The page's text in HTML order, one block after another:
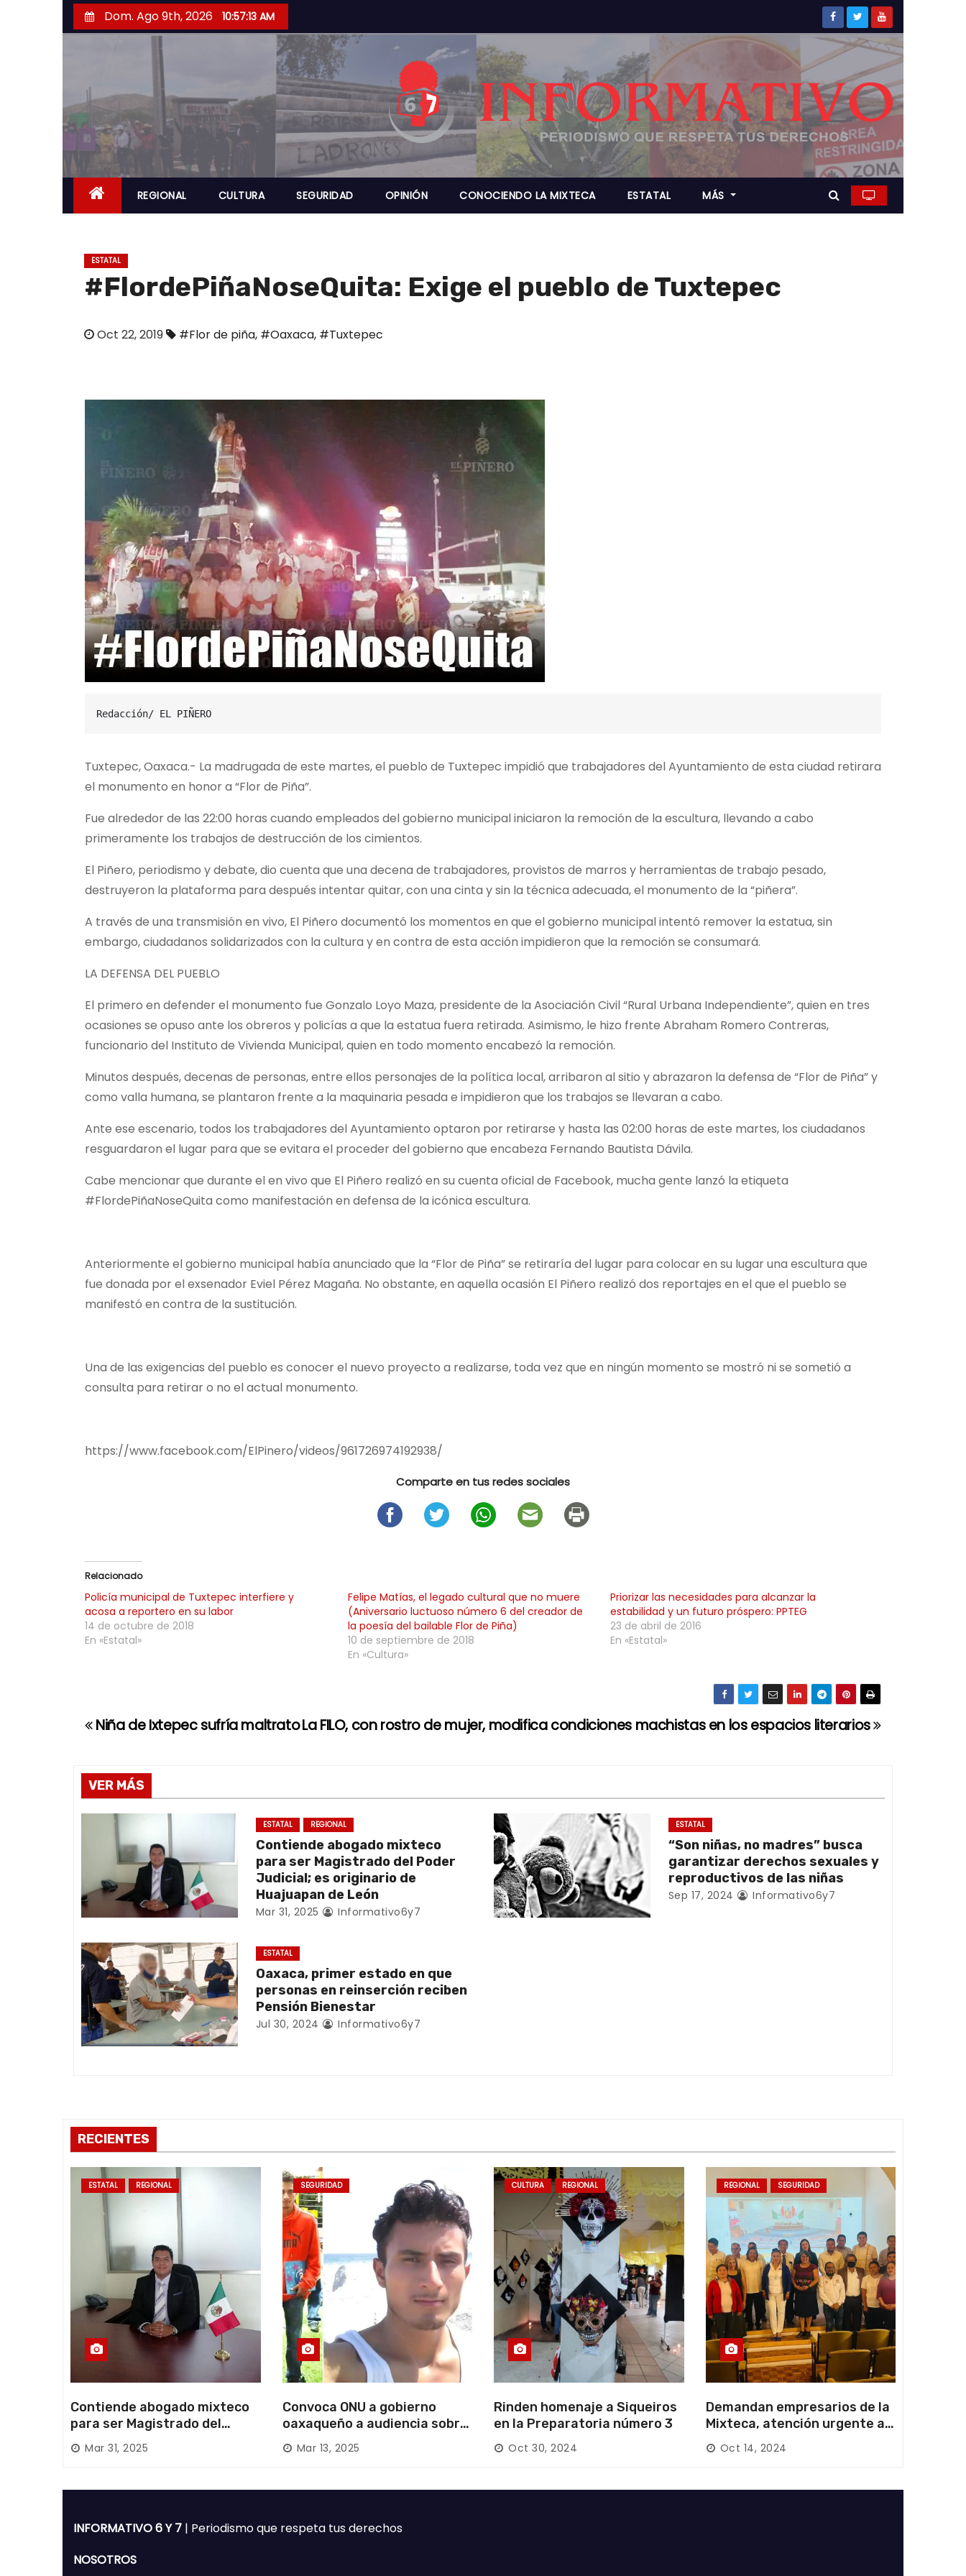
a
r
a
l
n
Dom. Ago 9th, 2026 10:57:14 AM
REGIONAL CULTURA SEGURIDAD OPINIÓN CONOCIENDO LA MIXTECA ESTATAL MÁS
ESTATAL
#FlordePiñaNoseQuita: Exige el pueblo de Tuxtepec
Oct 22, 2019 #Flor de piña, #Oaxaca, #Tuxtepec
Redacción/ EL PIÑERO
Tuxtepec, Oaxaca.- La madrugada de este martes, el pueblo de Tuxtepec impidió que trabajadores del Ayuntamiento de esta ciudad retirara
el monumento en honor a “Flor de Piña”.
Fue alrededor de las 22:00 horas cuando empleados del gobierno municipal iniciaron la remoción de la escultura, llevando a cabo
primeramente los trabajos de destrucción de los cimientos.
El Piñero, periodismo y debate, dio cuenta que una decena de trabajadores, provistos de marros y herramientas de trabajo pesado,
destruyeron la plataforma para después intentar quitar, con una cinta y sin la técnica adecuada, el monumento de la “piñera”.
A través de una transmisión en vivo, El Piñero documentó los momentos en que el gobierno municipal intentó remover la estatua, sin
embargo, ciudadanos solidarizados con la cultura y en contra de esta acción impidieron que la remoción se consumará.
LA DEFENSA DEL PUEBLO
El primero en defender el monumento fue Gonzalo Loyo Maza, presidente de la Asociación Civil “Rural Urbana Independiente”, quien en tres
ocasiones se opuso ante los obreros y policías a que la estatua fuera retirada. Asimismo, le hizo frente Abraham Romero Contreras,
funcionario del Instituto de Vivienda Municipal, quien en todo momento encabezó la remoción.
Minutos después, decenas de personas, entre ellos personajes de la política local, arribaron al sitio y abrazaron la defensa de “Flor de Piña” y
como valla humana, se plantaron frente a la maquinaria pesada e impidieron que los trabajos se llevaran a cabo.
Ante ese escenario, todos los trabajadores del Ayuntamiento optaron por retirarse y hasta las 02:00 horas de este martes, los ciudadanos
resguardaron el lugar para que se evitara el proceder del gobierno que encabeza Fernando Bautista Dávila.
Cabe mencionar que durante el en vivo que El Piñero realizó en su cuenta oficial de Facebook, mucha gente lanzó la etiqueta
#FlordePiñaNoseQuita como manifestación en defensa de la icónica escultura.
Anteriormente el gobierno municipal había anunciado que la “Flor de Piña” se retiraría del lugar para colocar en su lugar una escultura que
fue donada por el exsenador Eviel Pérez Magaña. No obstante, en aquella ocasión El Piñero realizó dos reportajes en el que el pueblo se
manifestó en contra de la sustitución.
Una de las exigencias del pueblo es conocer el nuevo proyecto a realizarse, toda vez que en ningún momento se mostró ni se sometió a
consulta para retirar o no el actual monumento.
https://www.facebook.com/ElPinero/videos/961726974192938/
Comparte en tus redes sociales
Relacionado
Policía municipal de Tuxtepec interfiere y
acosa a reportero en su labor
14 de octubre de 2018
En «Estatal»
Felipe Matías, el legado cultural que no muere
(Aniversario luctuoso número 6 del creador de
la poesía del bailable Flor de Piña)
10 de septiembre de 2018
En «Cultura»
Priorizar las necesidades para alcanzar la
estabilidad y un futuro próspero: PPTEG
23 de abril de 2016
En «Estatal»
N
v
e
a
c
i
ó
n
d
n
t
r
s
La FILO, con rostro de mujer, modifica condiciones machistas en los espacios literarios
Niña de Ixtepec sufría maltrato
VER MÁS
ESTATAL REGIONAL
Contiende abogado mixteco
para ser Magistrado del Poder
Judicial; es originario de
Huajuapan de León
Mar 31, 2025 Informativo6y7
ESTATAL
“Son niñas, no madres” busca
garantizar derechos sexuales y
reproductivos de las niñas
Sep 17, 2024 Informativo6y7
ESTATAL
Oaxaca, primer estado en que
personas en reinserción reciben
Pensión Bienestar
Jul 30, 2024 Informativo6y7
RECIENTES
ESTATAL REGIONAL
Contiende abogado mixteco
para ser Magistrado del
Poder Judicial; es originario
de Huajuapan de León
Mar 31, 2025
SEGURIDAD
Convoca ONU a gobierno
oaxaqueño a audiencia sobre
desaparición forzada en la
Mixteca
Mar 13, 2025
CULTURA REGIONAL
Rinden homenaje a Siqueiros
en la Preparatoria número 3
Oct 30, 2024
REGIONAL SEGURIDAD
Demandan empresarios de la
Mixteca, atención urgente a
las carreteras locales y
federales
Oct 14, 2024
INFORMATIVO 6 Y 7 | Periodismo que respeta tus derechos
NOSOTROS